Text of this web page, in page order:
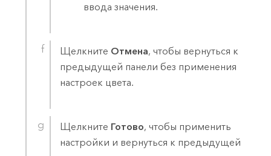
ввода значения.
Щелкните Отмена, чтобы вернуться к
предыдущей панели без применения
настроек цвета.
Щелкните Готово, чтобы применить
настройки и вернуться к предыдущей